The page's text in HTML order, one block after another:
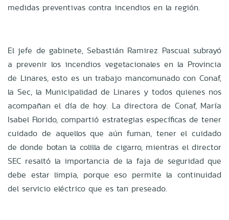
medidas preventivas contra incendios en la región.
El jefe de gabinete, Sebastián Ramirez Pascual subrayó
a prevenir los incendios vegetacionales en la Provincia
de Linares, esto es un trabajo mancomunado con Conaf,
la Sec, la Municipalidad de Linares y todos quienes nos
acompañan el día de hoy. La directora de Conaf, María
Isabel Florido, compartió estrategias específicas de tener
cuidado de aquellos que aún fuman, tener el cuidado
de donde botan la colilla de cigarro, mientras el director
SEC resaltó la importancia de la faja de seguridad que
debe estar limpia, porque eso permite la continuidad
del servicio eléctrico que es tan preseado.